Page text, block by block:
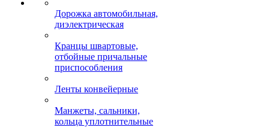
Дорожка автомобильная,
диэлектрическая
Кранцы швартовые,
отбойные причальные
приспособления
Ленты конвейерные
Манжеты, сальники,
кольца уплотнительные